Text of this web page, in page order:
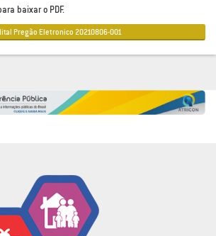
baixar o PDF.
Pregão Eletronico 20210806-001